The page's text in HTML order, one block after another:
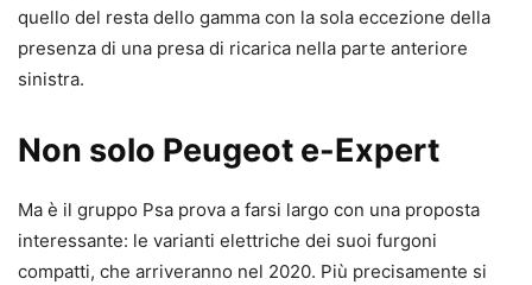
quello del resta dello gamma con la sola eccezione della
presenza di una presa di ricarica nella parte anteriore
sinistra.
Non solo Peugeot e-Expert
Ma è il gruppo Psa prova a farsi largo con una proposta
interessante: le varianti elettriche dei suoi furgoni
compatti, che arriveranno nel 2020. Più precisamente si